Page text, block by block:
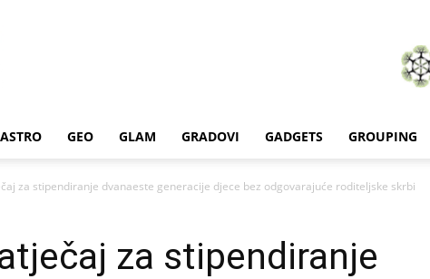
GEO GLAM GRADOVI GADGETS GROUPING
za stipendiranje dvanaeste generacije djece bez odgovarajuće roditeljske skrbi
za stipendiranje